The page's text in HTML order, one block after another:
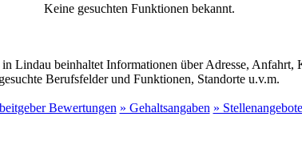
Keine gesuchten Funktionen bekannt.
Lindau beinhaltet Informationen über Adresse,
gesuchte Berufsfelder und Funktionen, Standorte u.v.m.
Bewertungen » Gehaltsangaben » Stellenangebote